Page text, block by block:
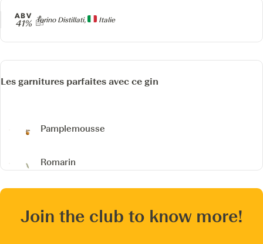
Producteur
Torino Distillati, Italie
ABV
41%
Les garnitures parfaites avec ce gin
Pamplemousse
Romarin
Join the club to know more!